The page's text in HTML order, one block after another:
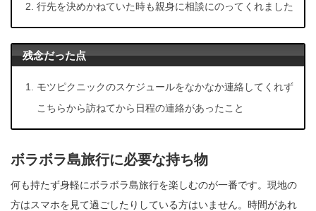
行先を決めかねていた時も親身に相談にのってくれました
残念だった点
モツピクニックのスケジュールをなかなか連絡してくれず
こちらから訪ねてから日程の連絡があったこと
ボラボラ島旅行に必要な持ち物
何も持たず身軽にボラボラ島旅行を楽しむのが一番です。現地の
方はスマホを見て過ごしたりしている方はいません。時間があれ